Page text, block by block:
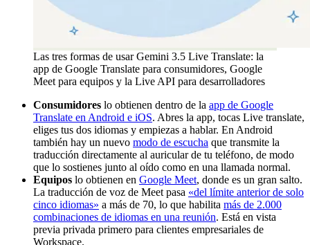
Las tres formas de usar Gemini 3.5 Live Translate: la
app de Google Translate para consumidores, Google
Meet para equipos y la Live API para desarrolladores
Consumidores lo obtienen dentro de la app de Google
Translate en Android e iOS. Abres la app, tocas Live translate,
eliges tus dos idiomas y empiezas a hablar. En Android
también hay un nuevo modo de escucha que transmite la
traducción directamente al auricular de tu teléfono, de modo
que lo sostienes junto al oído como en una llamada normal.
Equipos lo obtienen en Google Meet, donde es un gran salto.
La traducción de voz de Meet pasa «del límite anterior de solo
cinco idiomas» a más de 70, lo que habilita más de 2.000
combinaciones de idiomas en una reunión. Está en vista
previa privada primero para clientes empresariales de
Workspace.